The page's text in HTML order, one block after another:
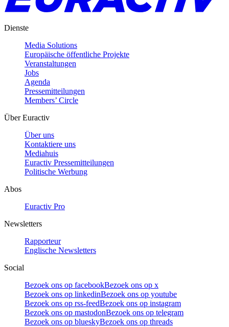
Dienste
Media Solutions
Europäische öffentliche Projekte
Veranstaltungen
Jobs
Agenda
Pressemitteilungen
Members’ Circle
Über Euractiv
Über uns
Kontaktiere uns
Mediahuis
Euractiv Pressemitteilungen
Politische Werbung
Abos
Euractiv Pro
Newsletters
Rapporteur
Englische Newsletters
Social
Bezoek ons op facebookBezoek ons op x
Bezoek ons op linkedinBezoek ons op youtube
Bezoek ons op rss-feedBezoek ons op instagram
Bezoek ons op mastodonBezoek ons op telegram
Bezoek ons op blueskyBezoek ons op threads